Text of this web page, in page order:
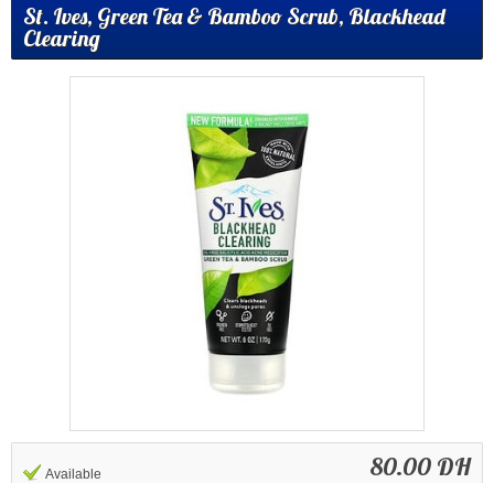
St. Ives, Green Tea & Bamboo Scrub, Blackhead
Clearing
80.00 DH
Available